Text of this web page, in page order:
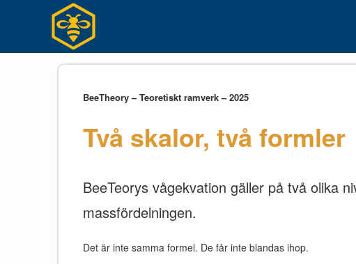
BeeTheory – Teoretiskt ramverk – 2025
Två skalor, två formler
BeeTeorys vågekvation gäller på två olika
massfördelningen.
Det är inte samma formel. De får inte blandas ihop.